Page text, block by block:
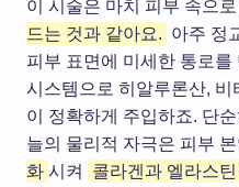
이 시술은 마치 피부 속으
드는 것과 같아요. 아주 정
피부 표면에 미세한 통로
시스템으로 히알루론산,
이 정확하게 주입하죠. 단
늘의 물리적 자극은 피부 본
화 시켜 콜라겐과 엘라스